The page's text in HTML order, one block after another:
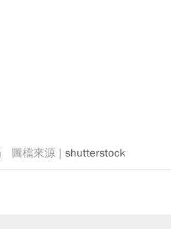
shutterstock